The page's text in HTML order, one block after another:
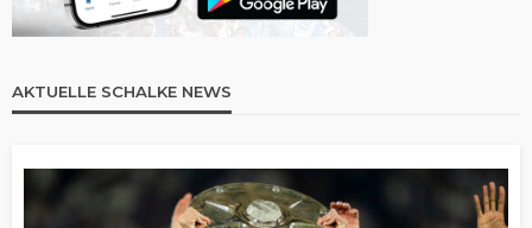
AKTUELLE SCHALKE NEWS